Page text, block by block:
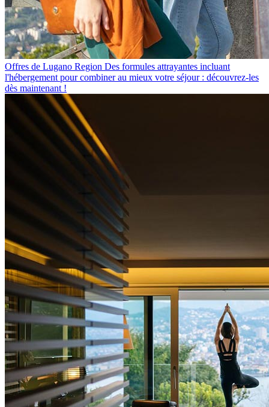
Offres de Lugano Region Des formules attrayantes incluant
l'hébergement pour combiner au mieux votre séjour : découvrez-les
dès maintenant !